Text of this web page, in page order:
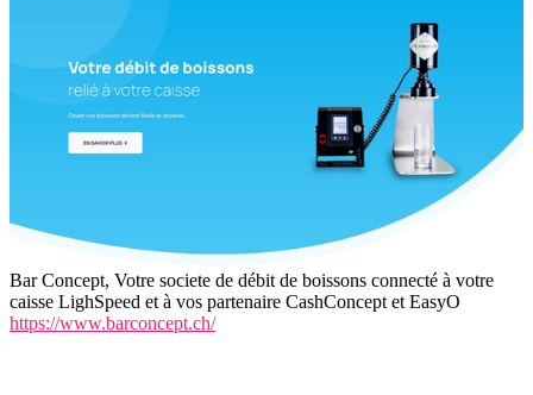
Bar Concept, Votre societe de débit de boissons connecté à votre
caisse LighSpeed et à vos partenaire CashConcept et EasyO
https://www.barconcept.ch/